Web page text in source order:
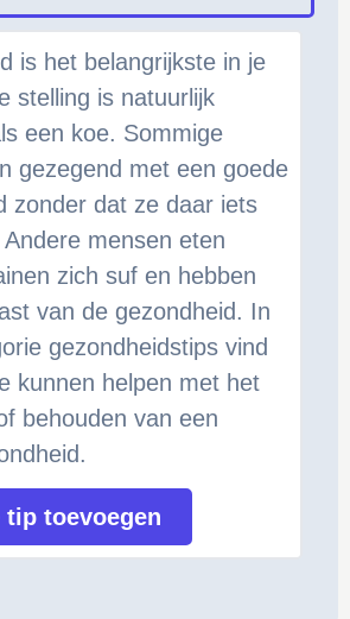
is het belangrijkste in je
stelling is natuurlijk
een koe. Sommige
gezegend met een goede
zonder dat ze daar iets
mensen eten
zich suf en hebben
van de gezondheid. In
gezondheidstips vind
kunnen helpen met het
behouden van een
tip toevoegen